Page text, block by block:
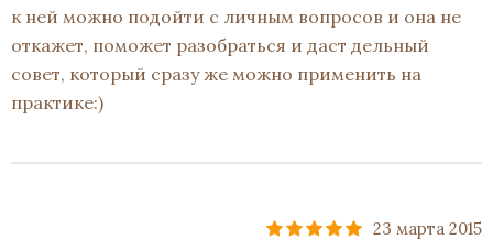
к ней можно подойти с личным вопросов и она не
откажет, поможет разобраться и даст дельный
совет, который сразу же можно применить на
практике:)
23 марта 2015